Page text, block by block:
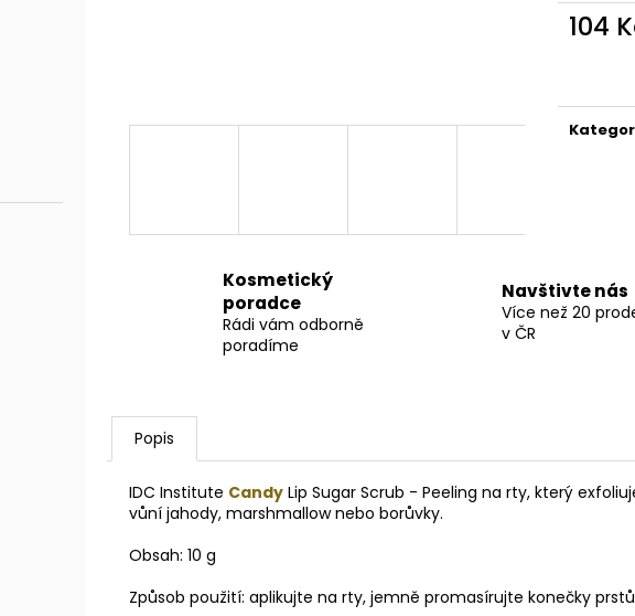
104
Kosmetický
poradce
Rádi vám odborně
poradíme
Navštivte nás
Více než 20
v ČR
Popis
IDC Institute Candy Lip Sugar Scrub - Peeling na rty, který
vůní jahody, marshmallow nebo borůvky.
Obsah: 10 g
Způsob použití: aplikujte na rty, jemně promasírujte konečky